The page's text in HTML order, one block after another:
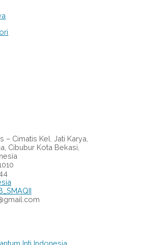
– Cimatis Kel. Jati Karya,
Cibubur Kota Bekasi,